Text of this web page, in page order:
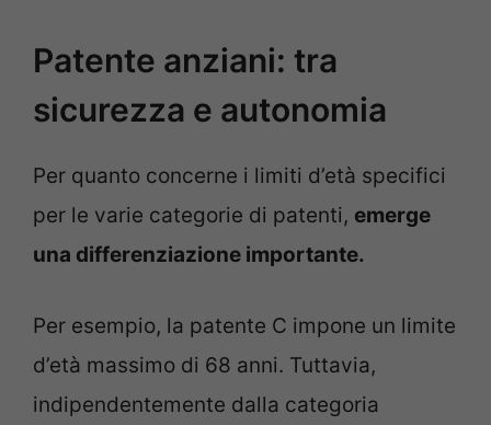
Patente anziani: tra
sicurezza e autonomia
Per quanto concerne i limiti d’età specifici
per le varie categorie di patenti, emerge
una differenziazione importante.
Per esempio, la patente C impone un limite
d’età massimo di 68 anni. Tuttavia,
indipendentemente dalla categoria